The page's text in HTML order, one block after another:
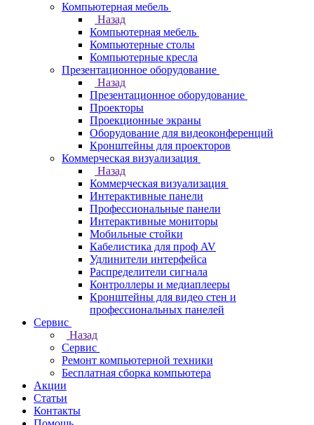
Компьютерная мебель
Назад
Компьютерная мебель
Компьютерные столы
Компьютерные кресла
Презентационное оборудование
Назад
Презентационное оборудование
Проекторы
Проекционные экраны
Оборудование для видеоконференций
Кронштейны для проекторов
Коммерческая визуализация
Назад
Коммерческая визуализация
Интерактивные панели
Профессиональные панели
Интерактивные мониторы
Мобильные стойки
Кабелистика для проф AV
Удлинители интерфейса
Распределители сигнала
Контроллеры и медиаплееры
Кронштейны для видео стен и
профессиональных панелей
Сервис
Назад
Сервис
Ремонт компьютерной техники
Бесплатная сборка компьютера
Акции
Статьи
Контакты